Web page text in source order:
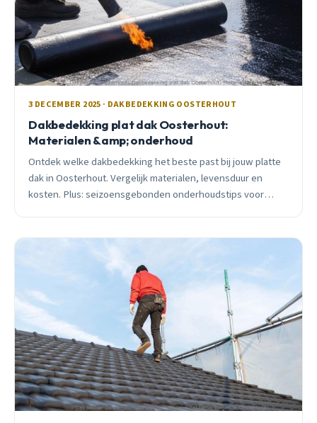
3 DECEMBER 2025 · DAKBEDEKKING OOSTERHOUT
Dakbedekking plat dak Oosterhout:
Materialen &amp; onderhoud
Ontdek welke dakbedekking het beste past bij jouw platte
dak in Oosterhout. Vergelijk materialen, levensduur en
kosten. Plus: seizoensgebonden onderhoudstips voor